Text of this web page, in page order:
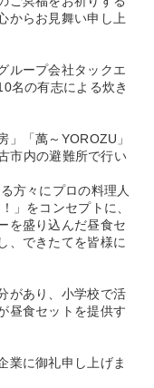
からお見舞い申し上
ループ会社タックエ
名の有志による炊き
「萬～YOROZU」
市内の避難所で行い
方々にプロの料理人
」をコンセプトに、
を盛り込んだ昼食セ
、できたてを皆様に
があり、小学校で活
昼食セットを提供す
業に御礼申し上げま